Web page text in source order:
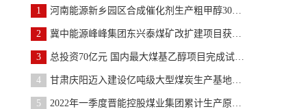
1 河南能源新乡园区合成催化剂生产粗甲醇30万吨
2 冀中能源峰峰集团东兴泰煤矿改扩建项目获新疆发改委
3 总投资70亿元 国内最大煤基乙醇项目完成试车首个重
4 甘肃庆阳迈入建设亿吨级大型煤炭生产基地新阶段
5 2022年一季度晋能控股煤业集团累计生产原煤1.01亿吨